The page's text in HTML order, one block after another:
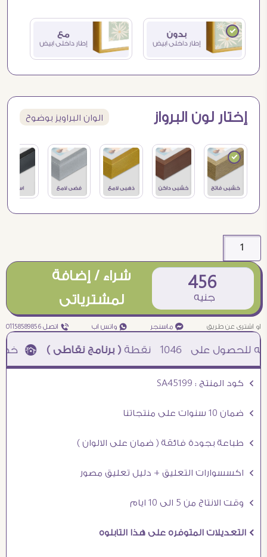
إختار لون البرواز الوان البراويز بوضوح
456
جنيه
شراء / إضافة
لمشترياتى
او اشترى عن طريق ¥ ماسنجر ₧ واتس اب ƒ اتصل 01158589856
1046 نقطة( برنامج نقاطى )à خصم 5% للعملاء الجدد à شحن مجانى عند الشراء ب 4000 جنيه à
Ö كود المنتج : SA45199
Ö ضمان 10 سنوات على منتجاتنا
Ö طباعة بجودة فائقة ( ضمان على الالوان )
Ö اكسسوارات التعليق + دليل تعليق مصور
Ö وقت الانتاج من 5 الى 10 ايام
Ö التعديلات المتوفره على هذا التابلوه